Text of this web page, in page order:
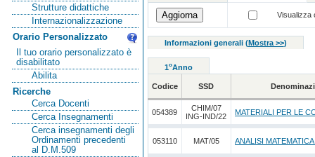
Strutture didattiche
Internazionalizzazione
Orario Personalizzato
Il tuo orario personalizzato è
disabilitato
Abilita
Ricerche
Cerca Docenti
Cerca Insegnamenti
Cerca insegnamenti degli
Ordinamenti precedenti
al D.M.509
Visualizza
Informazioni generali (Mostra >>)
1oAnno
Codice SSD
054389
CHIM/07
ING-IND/22
MATERIALI PER LE
053110 MAT/05 ANALISI MATEMATICA